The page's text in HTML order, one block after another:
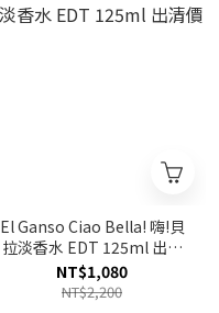
El Ganso Ciao Bella! 嗨!貝
拉淡香水 EDT 125ml 出清
價
NT$1,080
NT$2,200